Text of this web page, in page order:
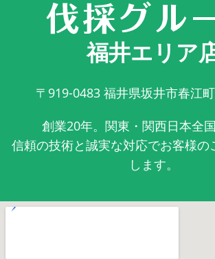
福井エリア
〒919-0483 福井県坂井市春江
創業20年。関東・関西日本全
信頼の技術と誠実な対応でお客様の
します。